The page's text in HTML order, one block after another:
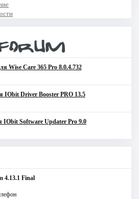
Wise Care 365 Pro 8.0.4.732
IObit Driver Booster PRO 13.5
IObit Software Updater Pro 9.0
4.13.1 Final